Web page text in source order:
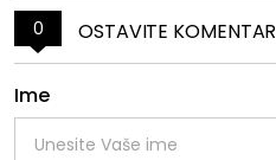
0 OSTAVITE KOMENTAR
Ime